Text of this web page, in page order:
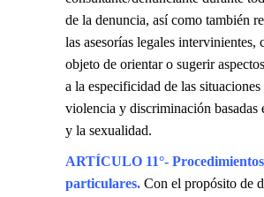
de la denuncia, así como también
las asesorías legales intervinientes,
objeto de orientar o sugerir
a la especificidad de las situaciones
violencia y discriminación basadas
y la sexualidad.
ARTÍCULO 11°- Procedimientos
particulares. Con el propósito de